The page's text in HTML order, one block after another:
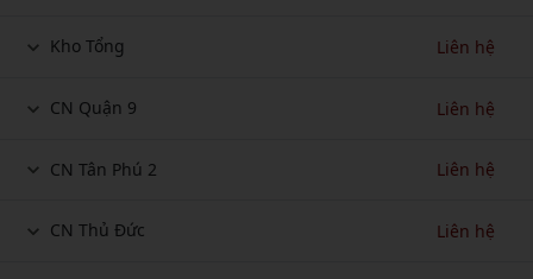
Kho Tổng Liên hệ
CN Quận 9 Liên hệ
CN Tân Phú 2 Liên hệ
CN Thủ Đức Liên hệ